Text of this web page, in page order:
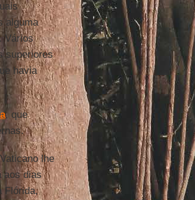
alguma
Vários
superiores
havia
, que
lhe
aos dias
Flórida,